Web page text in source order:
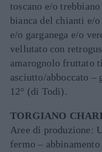
toscano e/o
bianca del chianti e/
e/o garganega e/o
vellutato con
amarognolo fruttato
asciutto/abboccato –
12° (di Todi).
TORGIANO
Aree di produzione:
fermo –